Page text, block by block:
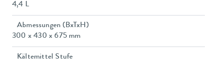
4,4 L
Abmessungen (BxTxH)
300 x 430 x 675 mm
Kältemittel Stufe